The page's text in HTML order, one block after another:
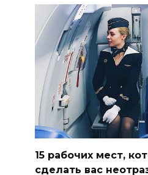
15 рабочих мест,
сделать вас